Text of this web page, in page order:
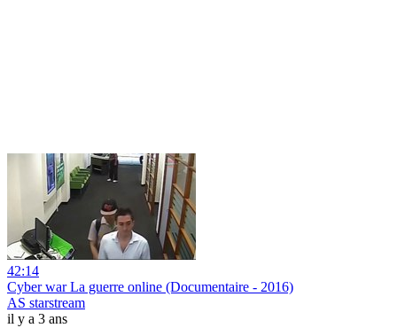
42:14
Cyber war La guerre online (Documentaire - 2016)
AS starstream
il y a 3 ans